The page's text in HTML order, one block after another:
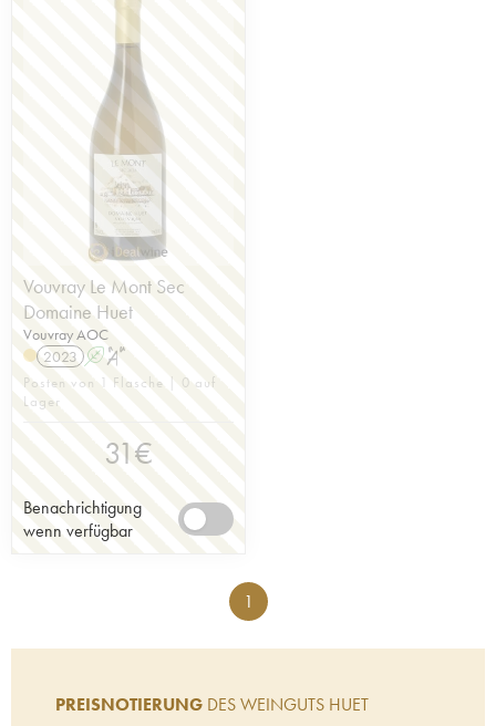
Vouvray Le Mont Sec
Domaine Huet
Vouvray AOC
2023 A S
Posten von 1 Flasche | 0 auf
Lager
31€
Benachrichtigung
wenn verfügbar
1
PREISNOTIERUNG DES WEINGUTS HUET